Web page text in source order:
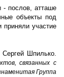
- послов, атташе
объекты под
приняли участие
Сергей Шпилько.
связанных с
Группа